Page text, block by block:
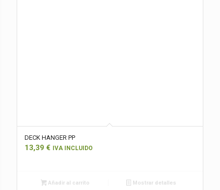
DECK HANGER PP
13,39 € IVA INCLUIDO
Añadir al carrito Mostrar detalles